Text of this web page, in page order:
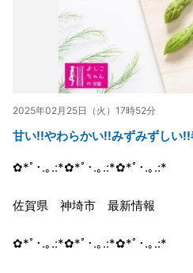
2025年02月25日（火）17時52分
甘い!!やわらかい!!みずみずしい!!
✿*ﾟ･.｡.:*✿*ﾟ･.｡.:*✿*ﾟ･.｡.:*
佐賀県 神埼市 最新情報
✿*ﾟ･.｡.:*✿*ﾟ･.｡.:*✿*ﾟ･.｡.:*